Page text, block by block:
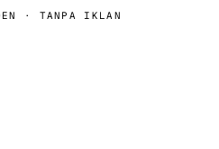
· TANPA IKLAN